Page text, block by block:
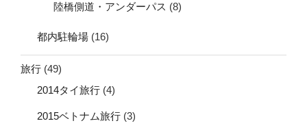
陸橋側道・アンダーパス (8)
都内駐輪場 (16)
旅行 (49)
2014タイ旅行 (4)
2015ベトナム旅行 (3)